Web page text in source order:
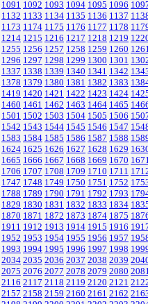
1091 1092 1093 1094 1095 1096
1132 1133 1134 1135 1136 1137
1173 1174 1175 1176 1177 1178
1214 1215 1216 1217 1218 1219
1255 1256 1257 1258 1259 1260
1296 1297 1298 1299 1300 1301
1337 1338 1339 1340 1341 1342
1378 1379 1380 1381 1382 1383
1419 1420 1421 1422 1423 1424
1460 1461 1462 1463 1464 1465
1501 1502 1503 1504 1505 1506
1542 1543 1544 1545 1546 1547
1583 1584 1585 1586 1587 1588
1624 1625 1626 1627 1628 1629
1665 1666 1667 1668 1669 1670
1706 1707 1708 1709 1710 1711
1747 1748 1749 1750 1751 1752
1788 1789 1790 1791 1792 1793
1829 1830 1831 1832 1833 1834
1870 1871 1872 1873 1874 1875
1911 1912 1913 1914 1915 1916
1952 1953 1954 1955 1956 1957
1993 1994 1995 1996 1997 1998
2034 2035 2036 2037 2038 2039
2075 2076 2077 2078 2079 2080
2116 2117 2118 2119 2120 2121
2157 2158 2159 2160 2161 2162